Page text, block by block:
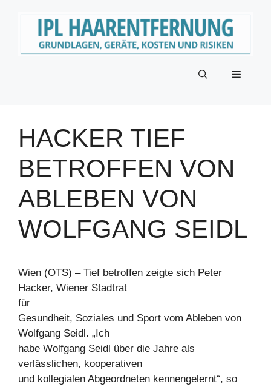
Menü
HACKER TIEF
BETROFFEN VON
ABLEBEN VON
WOLFGANG SEIDL
Wien (OTS) – Tief betroffen zeigte sich Peter
Hacker, Wiener Stadtrat
für
Gesundheit, Soziales und Sport vom Ableben von
Wolfgang Seidl. „Ich
habe Wolfgang Seidl über die Jahre als
verlässlichen, kooperativen
und kollegialen Abgeordneten kennengelernt“, so